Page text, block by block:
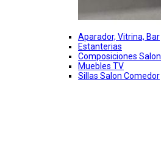
Aparador, Vitrina, Bar
Estanterias
Composiciones Salon
Muebles TV
Sillas Salon Comedor